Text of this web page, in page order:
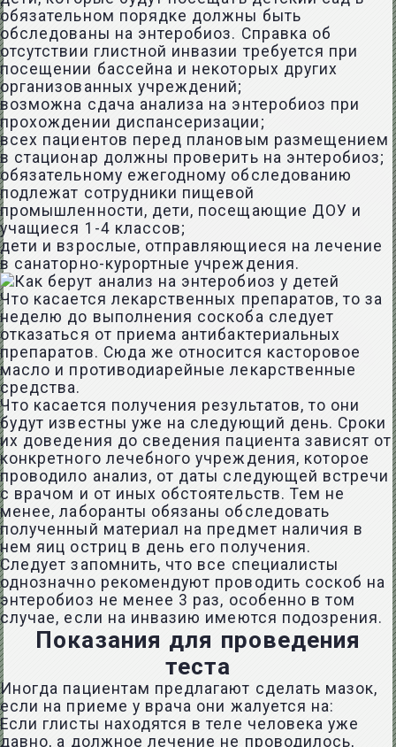
обязательном порядке должны быть
обследованы на энтеробиоз. Справка об
отсутствии глистной инвазии требуется при
посещении бассейна и некоторых других
организованных учреждений;
возможна сдача анализа на энтеробиоз при
прохождении диспансеризации;
всех пациентов перед плановым размещением
в стационар должны проверить на энтеробиоз;
обязательному ежегодному обследованию
подлежат сотрудники пищевой
промышленности, дети, посещающие ДОУ и
учащиеся 1-4 классов;
дети и взрослые, отправляющиеся на лечение
в санаторно-курортные учреждения.
Что касается лекарственных препаратов, то за
неделю до выполнения соскоба следует
отказаться от приема антибактериальных
препаратов. Сюда же относится касторовое
масло и противодиарейные лекарственные
средства.
Что касается получения результатов, то они
будут известны уже на следующий день. Сроки
их доведения до сведения пациента зависят от
конкретного лечебного учреждения, которое
проводило анализ, от даты следующей встречи
с врачом и от иных обстоятельств. Тем не
менее, лаборанты обязаны обследовать
полученный материал на предмет наличия в
нем яиц остриц в день его получения.
Следует запомнить, что все специалисты
однозначно рекомендуют проводить соскоб на
энтеробиоз не менее 3 раз, особенно в том
случае, если на инвазию имеются подозрения.
Показания для проведения
теста
Иногда пациентам предлагают сделать мазок,
если на приеме у врача они жалуется на:
Если глисты находятся в теле человека уже
давно, а должное лечение не проводилось,